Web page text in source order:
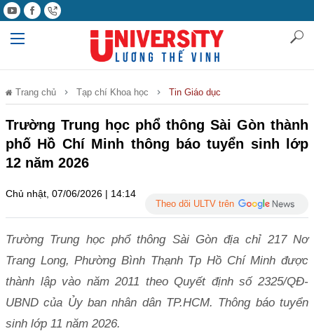
Trang chủ Tạp chí Khoa học Tin Giáo dục
Trường Trung học phổ thông Sài Gòn thành
phố Hồ Chí Minh thông báo tuyển sinh lớp
12 năm 2026
Chủ nhật, 07/06/2026 | 14:14
Theo dõi ULTV trên
Trường Trung học phổ thông Sài Gòn địa chỉ 217 Nơ
Trang Long, Phường Bình Thạnh Tp Hồ Chí Minh được
thành lập vào năm 2011 theo Quyết định số 2325/QĐ-
UBND của Ủy ban nhân dân TP.HCM. Thông báo tuyển
sinh lớp 11 năm 2026.